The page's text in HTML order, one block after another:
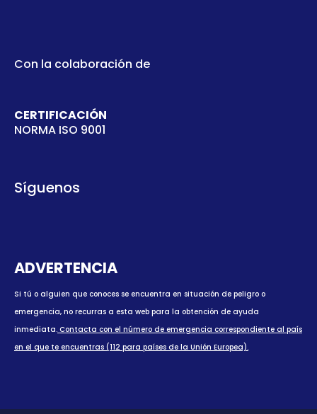
Con la colaboración de
CERTIFICACIÓN
NORMA ISO 9001
Síguenos
ADVERTENCIA
Si tú o alguien que conoces se encuentra en situación de peligro o
emergencia, no recurras a esta web para la obtención de ayuda
inmediata. Contacta con el número de emergencia correspondiente al país
en el que te encuentras (112 para países de la Unión Europea).